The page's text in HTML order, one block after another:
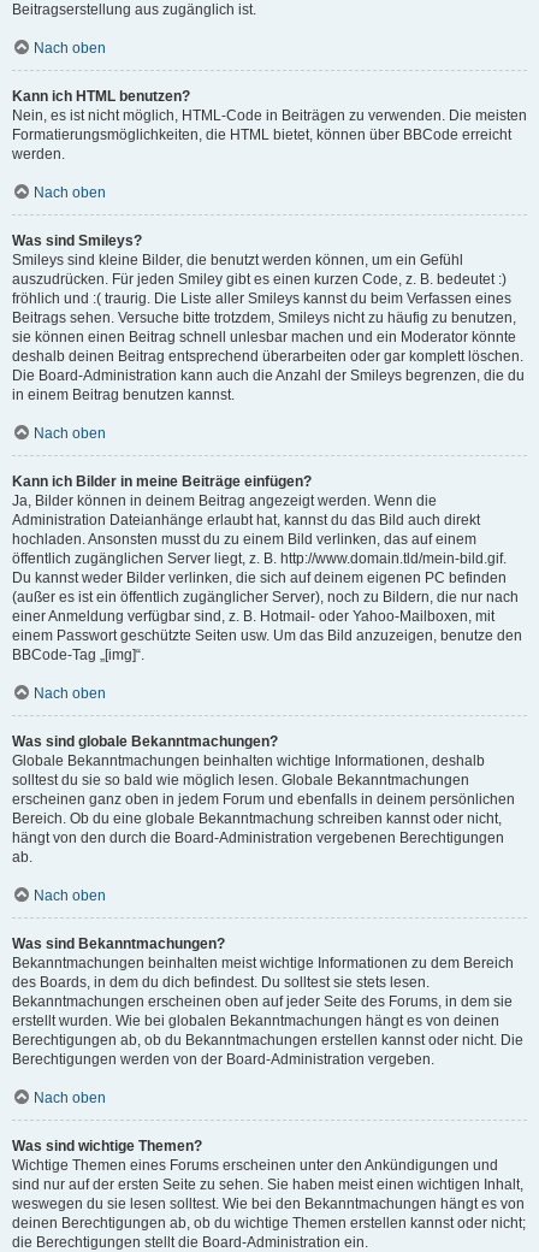
Beitragserstellung aus zugänglich ist.
Nach oben
Kann ich HTML benutzen?
Nein, es ist nicht möglich, HTML-Code in Beiträgen zu verwenden. Die meisten
Formatierungsmöglichkeiten, die HTML bietet, können über BBCode erreicht
werden.
Nach oben
Was sind Smileys?
Smileys sind kleine Bilder, die benutzt werden können, um ein Gefühl
auszudrücken. Für jeden Smiley gibt es einen kurzen Code, z. B. bedeutet :)
fröhlich und :( traurig. Die Liste aller Smileys kannst du beim Verfassen eines
Beitrags sehen. Versuche bitte trotzdem, Smileys nicht zu häufig zu benutzen,
sie können einen Beitrag schnell unlesbar machen und ein Moderator könnte
deshalb deinen Beitrag entsprechend überarbeiten oder gar komplett löschen.
Die Board-Administration kann auch die Anzahl der Smileys begrenzen, die du
in einem Beitrag benutzen kannst.
Nach oben
Kann ich Bilder in meine Beiträge einfügen?
Ja, Bilder können in deinem Beitrag angezeigt werden. Wenn die
Administration Dateianhänge erlaubt hat, kannst du das Bild auch direkt
hochladen. Ansonsten musst du zu einem Bild verlinken, das auf einem
öffentlich zugänglichen Server liegt, z. B. http://www.domain.tld/mein-bild.gif.
Du kannst weder Bilder verlinken, die sich auf deinem eigenen PC befinden
(außer es ist ein öffentlich zugänglicher Server), noch zu Bildern, die nur nach
einer Anmeldung verfügbar sind, z. B. Hotmail- oder Yahoo-Mailboxen, mit
einem Passwort geschützte Seiten usw. Um das Bild anzuzeigen, benutze den
BBCode-Tag „[img]“.
Nach oben
Was sind globale Bekanntmachungen?
Globale Bekanntmachungen beinhalten wichtige Informationen, deshalb
solltest du sie so bald wie möglich lesen. Globale Bekanntmachungen
erscheinen ganz oben in jedem Forum und ebenfalls in deinem persönlichen
Bereich. Ob du eine globale Bekanntmachung schreiben kannst oder nicht,
hängt von den durch die Board-Administration vergebenen Berechtigungen
ab.
Nach oben
Was sind Bekanntmachungen?
Bekanntmachungen beinhalten meist wichtige Informationen zu dem Bereich
des Boards, in dem du dich befindest. Du solltest sie stets lesen.
Bekanntmachungen erscheinen oben auf jeder Seite des Forums, in dem sie
erstellt wurden. Wie bei globalen Bekanntmachungen hängt es von deinen
Berechtigungen ab, ob du Bekanntmachungen erstellen kannst oder nicht. Die
Berechtigungen werden von der Board-Administration vergeben.
Nach oben
Was sind wichtige Themen?
Wichtige Themen eines Forums erscheinen unter den Ankündigungen und
sind nur auf der ersten Seite zu sehen. Sie haben meist einen wichtigen Inhalt,
weswegen du sie lesen solltest. Wie bei den Bekanntmachungen hängt es von
deinen Berechtigungen ab, ob du wichtige Themen erstellen kannst oder nicht;
die Berechtigungen stellt die Board-Administration ein.